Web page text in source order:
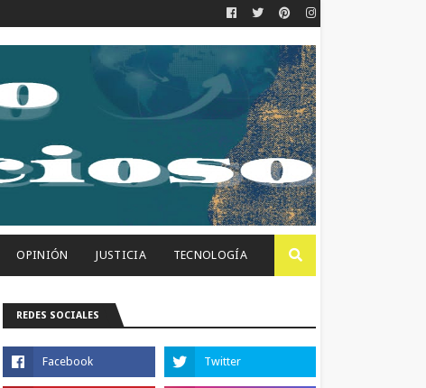
OPINIÓN JUSTICIA TECNOLOGÍA
REDES SOCIALES